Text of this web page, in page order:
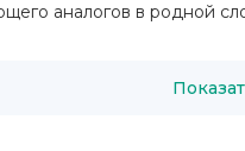
аналогов в родной